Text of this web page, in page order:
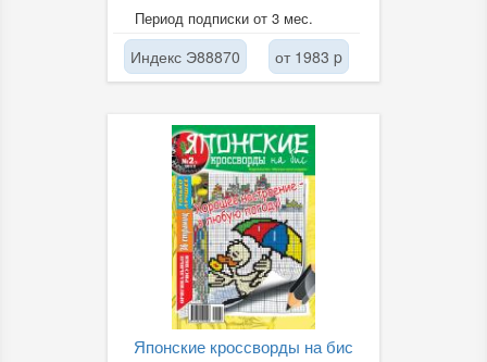
Период подписки от 3 мес.
Индекс Э88870 от 1983 p
Японские кроссворды на бис